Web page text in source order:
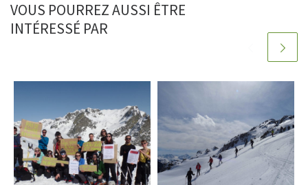
VOUS POURREZ AUSSI ÊTRE
INTÉRESSÉ PAR